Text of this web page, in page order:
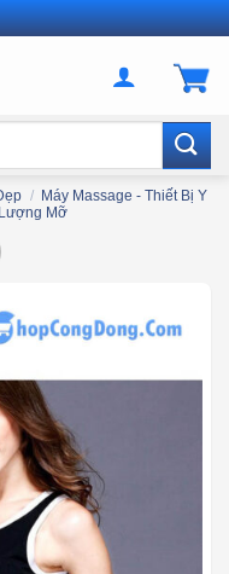
/ Máy Massage - Thiết Bị Y
Mỡ